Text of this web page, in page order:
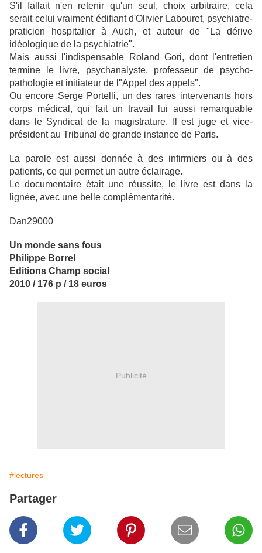
S'il fallait n'en retenir qu'un seul, choix arbitraire, cela
serait celui vraiment édifiant d'Olivier Labouret, psychiatre-
praticien hospitalier à Auch, et auteur de "La dérive
idéologique de la psychiatrie".
Mais aussi l'indispensable Roland Gori, dont l'entretien
termine le livre, psychanalyste, professeur de psycho-
pathologie et initiateur de l"Appel des appels".
Ou encore Serge Portelli, un des rares intervenants hors
corps médical, qui fait un travail lui aussi remarquable
dans le Syndicat de la magistrature. Il est juge et vice-
président au Tribunal de grande instance de Paris.
La parole est aussi donnée à des infirmiers ou à des
patients, ce qui permet un autre éclairage.
Le documentaire était une réussite, le livre est dans la
lignée, avec une belle complémentarité.
Dan29000
Un monde sans fous
Philippe Borrel
Editions Champ social
2010 / 176 p / 18 euros
Publicité
#lectures
Partager